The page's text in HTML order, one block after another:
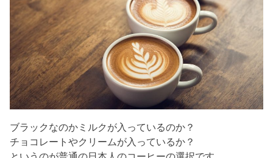
ブラックなのかミルクが入っているのか？
チョコレートやクリームが入っているか？